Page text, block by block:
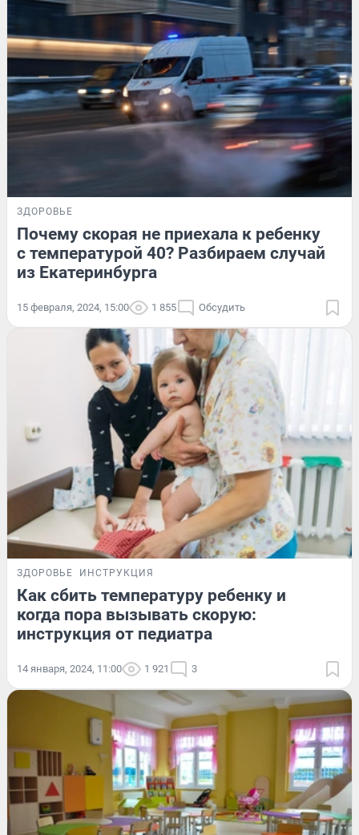
ЗДОРОВЬЕ
Почему скорая не приехала к ребенку
с температурой 40? Разбираем случай
из Екатеринбурга
15 февраля, 2024, 15:00 1 855 Обсудить
ЗДОРОВЬЕ ИНСТРУКЦИЯ
Как сбить температуру ребенку и
когда пора вызывать скорую:
инструкция от педиатра
14 января, 2024, 11:00 1 921 3